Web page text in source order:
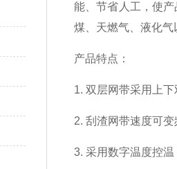
能、节省人工，使
煤、天燃气、液化
产品特点：
1. 双层网带采用上
2. 刮渣网带速度可
3. 采用数字温度控